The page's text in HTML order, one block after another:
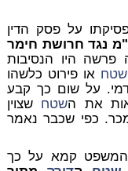
על פסק הדין
92 צמיתות (81) בע"מ נגד חרושת חימר
היו הנסיבות
שטח או פירוט כלשהו
על שום כך קבע
את השטח שצוין
כפי שכבר נאמר
המשפט קמא על כך